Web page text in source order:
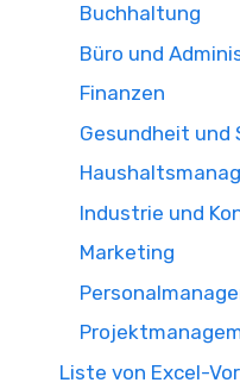
Buchhaltung
Büro und
Finanzen
Gesundheit und
Industrie und
Marketing
Liste von Excel-